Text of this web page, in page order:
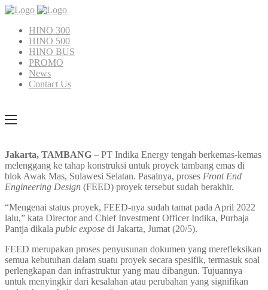
HINO 300
HINO 500
HINO BUS
PROMO
News
Contact Us
Jakarta, TAMBANG – PT Indika Energy tengah berkemas-kemas
melenggang ke tahap konstruksi untuk proyek tambang emas di
blok Awak Mas, Sulawesi Selatan. Pasalnya, proses Front End
Engineering Design (FEED) proyek tersebut sudah berakhir.
“Mengenai status proyek, FEED-nya sudah tamat pada April 2022
lalu,” kata Director and Chief Investment Officer Indika, Purbaja
Pantja dikala publc expose di Jakarta, Jumat (20/5).
FEED merupakan proses penyusunan dokumen yang merefleksikan
semua kebutuhan dalam suatu proyek secara spesifik, termasuk soal
perlengkapan dan infrastruktur yang mau dibangun. Tujuannya
untuk menyingkir dari kesalahan atau perubahan yang signifikan